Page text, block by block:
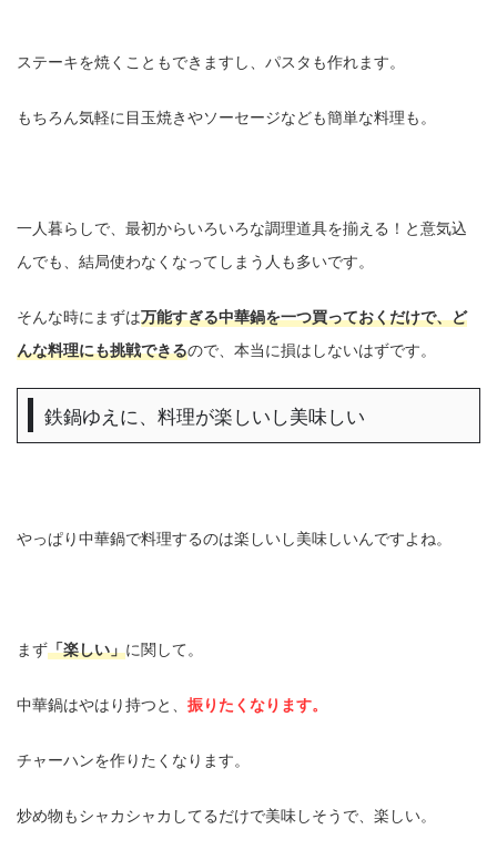
ステーキを焼くこともできますし、パスタも作れます。
もちろん気軽に目玉焼きやソーセージなども簡単な料理も。
一人暮らしで、最初からいろいろな調理道具を揃える！と意気込
んでも、結局使わなくなってしまう人も多いです。
そんな時にまずは万能すぎる中華鍋を一つ買っておくだけで、ど
んな料理にも挑戦できるので、本当に損はしないはずです。
鉄鍋ゆえに、料理が楽しいし美味しい
やっぱり中華鍋で料理するのは楽しいし美味しいんですよね。
まず「楽しい」に関して。
中華鍋はやはり持つと、 振りたくなります。
チャーハンを作りたくなります。
炒め物もシャカシャカしてるだけで美味しそうで、楽しい。